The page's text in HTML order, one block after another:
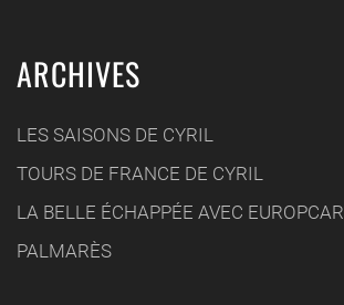
ARCHIVES
LES SAISONS DE CYRIL
TOURS DE FRANCE DE CYRIL
LA BELLE ÉCHAPPÉE AVEC EUROPCAR
PALMARÈS